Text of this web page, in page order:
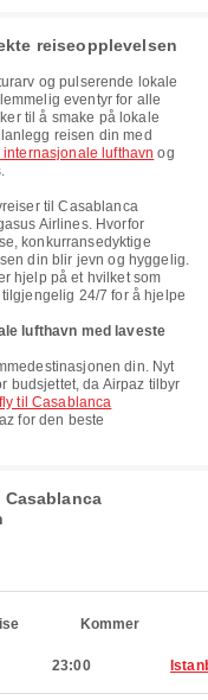
reiseopplevelsen
og pulserende lokale
eventyr for alle
til å smake på lokale
reisen din med
lufthavn og
til Casablanca
Airlines. Hvorfor
konkurransedyktige
din blir jevn og hyggelig.
hjelp på et hvilket som
24/7 for å hjelpe
lufthavn med laveste
din. Nyt
budsjettet, da Airpaz tilbyr
fly til Casablanca
for den beste
Kommer
23:00